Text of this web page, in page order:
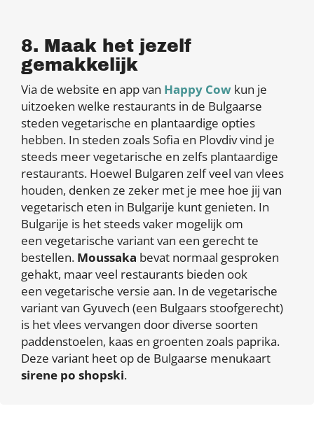
8. Maak het jezelf
gemakkelijk
Via de website en app van Happy Cow kun je
uitzoeken welke restaurants in de Bulgaarse
steden vegetarische en plantaardige opties
hebben. In steden zoals Sofia en Plovdiv vind je
steeds meer vegetarische en zelfs plantaardige
restaurants. Hoewel Bulgaren zelf veel van vlees
houden, denken ze zeker met je mee hoe jij van
vegetarisch eten in Bulgarije kunt genieten. In
Bulgarije is het steeds vaker mogelijk om
een vegetarische variant van een gerecht te
bestellen. Moussaka bevat normaal gesproken
gehakt, maar veel restaurants bieden ook
een vegetarische versie aan. In de vegetarische
variant van Gyuvech (een Bulgaars stoofgerecht)
is het vlees vervangen door diverse soorten
paddenstoelen, kaas en groenten zoals paprika.
Deze variant heet op de Bulgaarse menukaart
sirene po shopski.